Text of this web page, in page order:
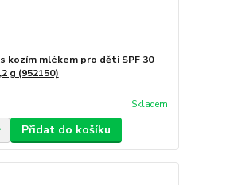
kozím mlékem pro děti SPF 30
g (952150)
Skladem
Přidat do košíku